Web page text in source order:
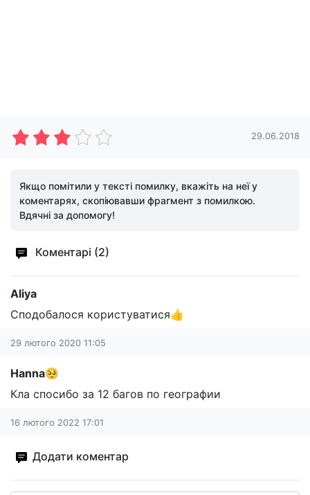
29.06.2018
Якщо помітили у тексті помилку, вкажіть на неї у
коментарях, скопіювавши фрагмент з помилкою.
Вдячні за допомогу!
Коментарі (2)
Aliya
Сподобалося користуватися👍
29 лютого 2020 11:05
Hanna🥺
Кла спосибо за 12 багов по географии
16 лютого 2022 17:01
Додати коментар